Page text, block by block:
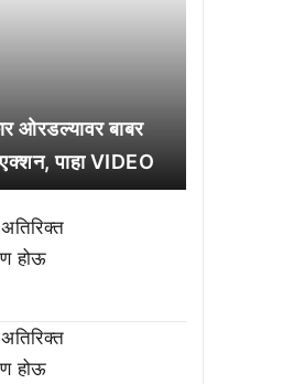
ओरडल्यावर बाबर
पाहा VIDEO
होऊ
होऊ